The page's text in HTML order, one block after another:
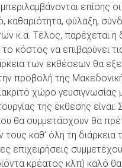
επίσης
καθαριότητα, φύλαξη,
κ.α. Τέλος, παρέχεται η
κόστος να επιβαρύνει
των εκθέσεων θα
προβολή της
χώρο γευσιγνωσίας
της έκθεσης
θα συμμετάσχουν θα
καθ’ όλη τη διάρκεια
επιχειρήσεις
κρέατος κλπ) καλό